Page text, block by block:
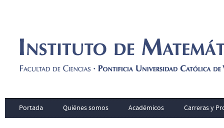
Portada Quiénes somos Académicos Carreras y